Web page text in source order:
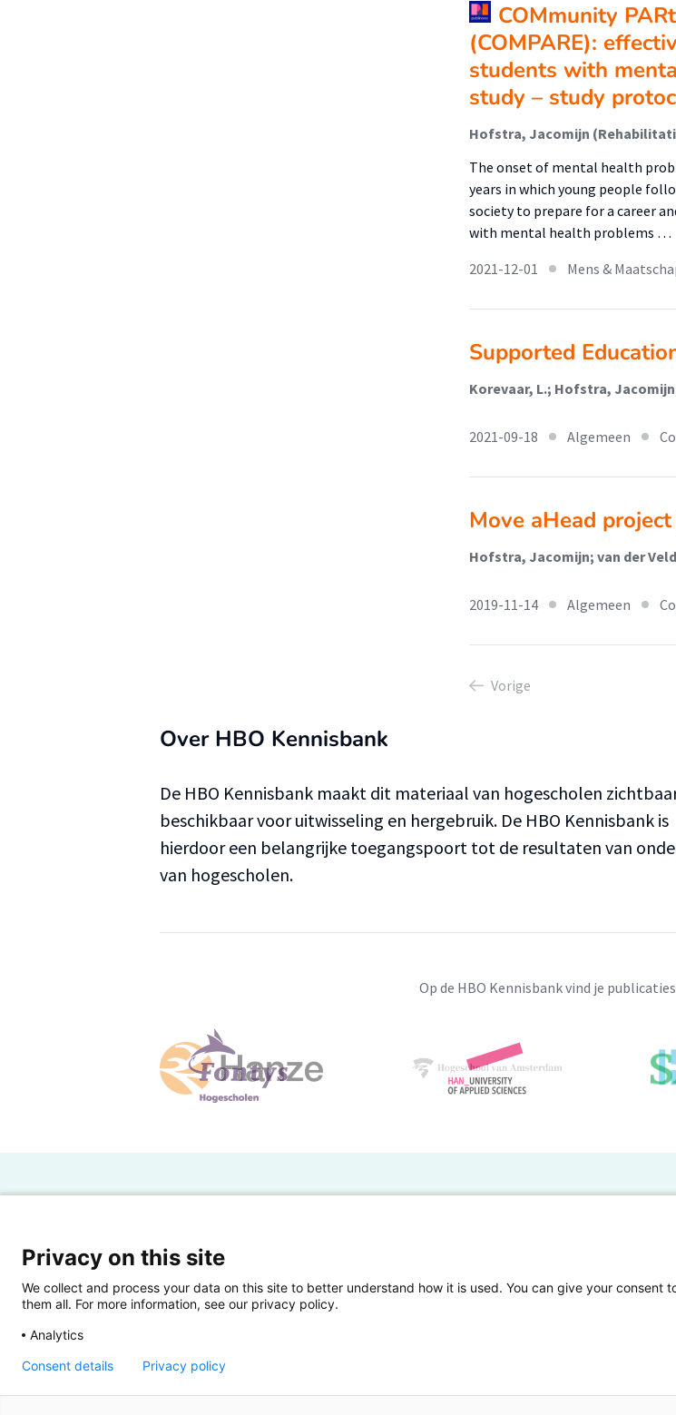
COMmunity
(COMPARE):
students with
study – study
The onset of mental health
years in which young people
society to prepare for a career
with mental health problems …
2021-12-01
Mens &
Supported
Korevaar, L.; Hofstra,
2021-09-18 Algemeen
Move aHead
Hofstra, Jacomijn; van der
2019-11-14 Algemeen
Vorige
Over HBO Kennisbank
De HBO Kennisbank maakt dit materiaal van hogescholen
beschikbaar voor uitwisseling en hergebruik. De HBO Kennisbank is
hierdoor een belangrijke toegangspoort tot de resultaten van
van hogescholen.
Op de HBO Kennisbank vind je
Powered by SURF
Eigen onderzoek publiceren
Privacy on this site
We collect and process your data on this site to better understand how it is used. You can give your consent
them all. For more information, see our privacy policy.
Analytics
Consent details Privacy policy